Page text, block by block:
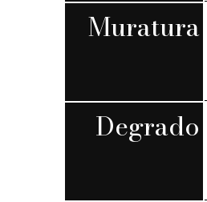
Muratura
Degrado